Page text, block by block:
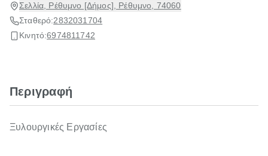
Σελλία, Ρέθυμνο [Δήμος], Ρέθυμνο, 74060
Σταθερό:2832031704
Κινητό:6974811742
Περιγραφή
Ξυλουργικές Εργασίες